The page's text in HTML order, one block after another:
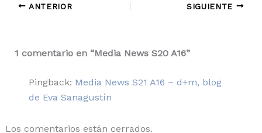
ANTERIOR SIGUIENTE
1 comentario en “Media News S20 A16”
Pingback: Media News S21 A16 – d+m, blog
de Eva Sanagustín
Los comentarios están cerrados.